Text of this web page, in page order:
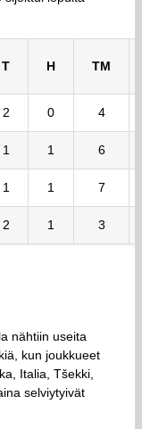
T H TM
2 0 4
1 1 6
1 1 7
2 1 3
nähtiin useita
kun joukkueet
Italia, Tšekki,
selviytyivät